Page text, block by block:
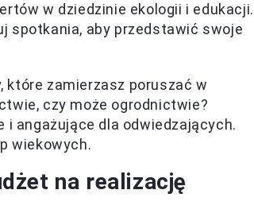
w dziedzinie ekologii i edukacji.
spotkania, aby przedstawić swoje
które zamierzasz poruszać w
czy może ogrodnictwie?
i angażujące dla odwiedzających.
wiekowych.
na realizację